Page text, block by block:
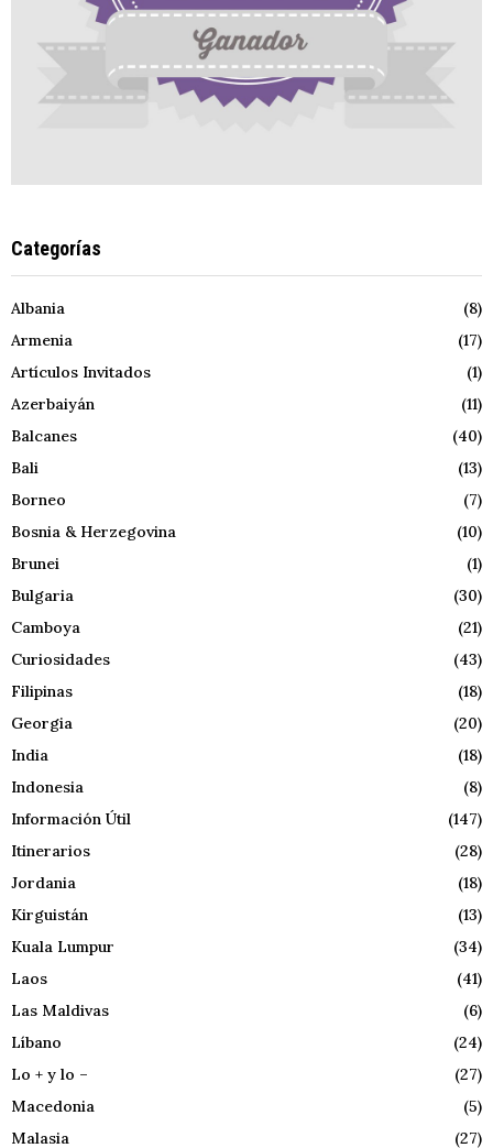
Categorías
Albania
(8)
Armenia
(17)
Artículos Invitados
(1)
Azerbaiyán
(11)
Balcanes
(40)
Bali
(13)
Borneo
(7)
Bosnia & Herzegovina
(10)
Brunei
(1)
Bulgaria
(30)
Camboya
(21)
Curiosidades
(43)
Filipinas
(18)
Georgia
(20)
India
(18)
Indonesia
(8)
Información Útil
(147)
Itinerarios
(28)
Jordania
(18)
Kirguistán
(13)
Kuala Lumpur
(34)
Laos
(41)
Las Maldivas
(6)
Líbano
(24)
Lo + y lo –
(27)
Macedonia
(5)
Malasia
(27)